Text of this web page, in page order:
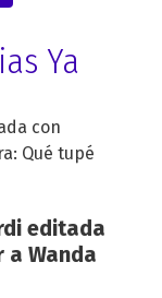
Ya
editada
Wanda